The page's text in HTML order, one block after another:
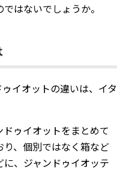
はないでしょうか。
イオットの違いは、イタ
ゥイオットをまとめて
、個別ではなく箱など
、ジャンドゥイオッテ